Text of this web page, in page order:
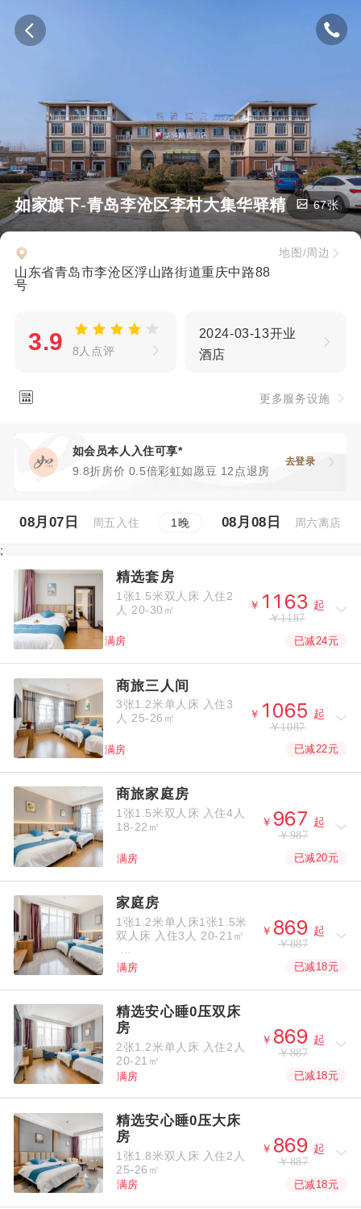
如家旗下-青岛李沧区李村大集华驿精选酒店
67张
山东省青岛市李沧区浮山路街道重庆中路88
号
地图/周边
3.9 8人点评
2024-03-13开业
酒店
 更多服务设施
如会员本人入住可享*
9.8折房价 0.5倍彩虹如愿豆 12点退房
去登录
08月07日 周五入住 1晚 08月08日 周六离店
;
精选套房
1张1.5米双人床 入住2
人
20-30㎡ ￥    起
￥1187
满房 已减24元
商旅三人间
3张1.2米单人床 入住3
人 25-26㎡ ￥  
起
￥1087
满房 已减22元
商旅家庭房
1张1.5米双人床 入住4人
18-22㎡
￥  
起
￥987
满房 已减20元
家庭房
1张1.2米单人床1张1.5米
双人床 入住3人 20-21㎡ ￥ 
起
￥887
满房 已减18元
精选安心睡0压双床
房
2张1.2米单人床 入住2人
20-21㎡
￥ 
起
￥887
满房 已减18元
精选安心睡0压大床
房
1张1.8米双人床 入住2人
25-26㎡
￥ 
起
￥887
满房 已减18元